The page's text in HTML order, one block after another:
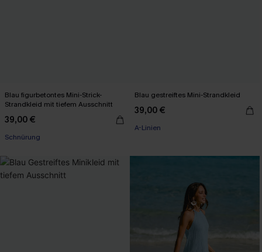
Blau figurbetontes Mini-Strick-
Strandkleid mit tiefem Ausschnitt
39,00 €
Schnürung
Blau gestreiftes Mini-Strandkleid
39,00 €
A-Linien